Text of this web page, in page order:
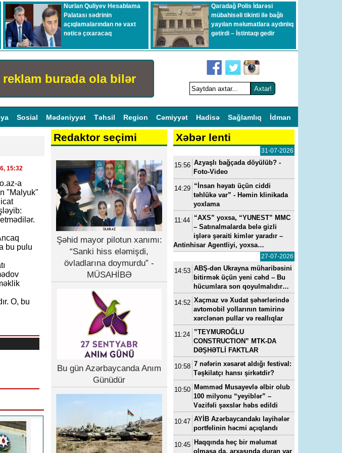
Nurlan Quliyev Hesablama
Palatası sədrinin
açıqlamalarından nə vaxt
nəticə çıxaracaq
Qaradağ Polis İdarəsi
mübahisəli tikinti ilə bağlı
yayılan məlumatlara aydınlıq
gətirdi – İstintaqı gedir
reklam burada ola bilər
Sosial Mədəniyyət Təhsil Region Cəmiyyət Hadisə Sağlamlıq İdman
15:32
a
"Malyuk"
bu pulu
O, bu
Redaktor seçimi
Şəhid mayor pilotun xanımı:
“Sanki hiss eləmişdi,
övladlarına doymurdu” -
MÜSAHİBƏ
Bu gün Azərbaycanda Anım
Günüdür
Xəbər lenti
31-07-2026
15:56 Azyaşlı bağçada döyülüb? -
Foto-Video
14:29 “İnsan həyatı üçün ciddi
təhlükə var” - Həmin klinikada
yoxlama
11:44 “AXS” yoxsa, “YUNEST” MMC
– Satınalmalarda belə gizli
işlərə şəraiti kimlər yaradır –
Antinhisar Agentliyi, yoxsa…
27-07-2026
14:53 ABŞ-dən Ukrayna müharibəsini
bitirmək üçün yeni cəhd – Bu
hücumlara son qoyulmalıdır…
14:52 Xaçmaz və Xudat şəhərlərində
avtomobil yollarının təmirinə
xərclənən pullar və reallıqlar
11:24 ”TEYMUROĞLU
CONSTRUCTION” MTK-DA
DƏŞHƏTLİ FAKTLAR
10:58 7 nəfərin xəsarət aldığı festival:
Təşkilatçı hansı şirkətdir?
10:50 Məmməd Musayevlə əlbir olub
100 milyonu “yeyiblər” –
Vəzifəli şəxslər həbs edildi
10:47 AYİB Azərbaycandakı layihələr
portfelinin həcmi açıqlandı
10:45 Haqqında heç bir məlumat
olmasa da, arxasında duran var